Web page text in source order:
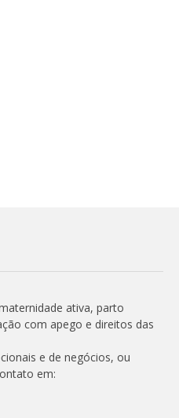
ativa, parto
com apego e direitos das
e de negócios, ou
em: